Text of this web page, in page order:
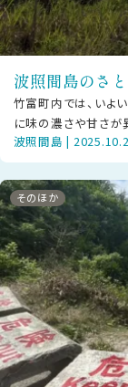
波照間島のさ
竹富町内では、いよ
に味の濃さや甘さが
をして、お気に入りの
波照間島 |
そのほか